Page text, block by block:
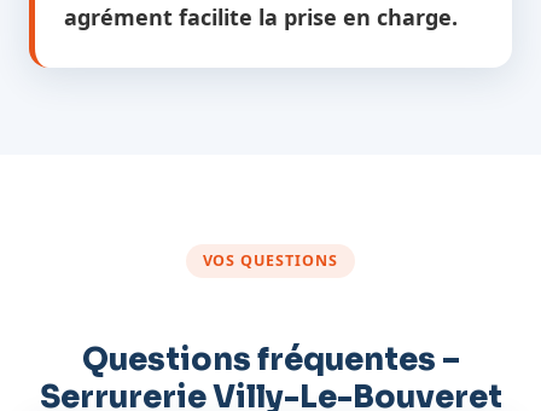
agrément facilite la prise en charge.
VOS QUESTIONS
Questions fréquentes –
Serrurerie Villy-Le-Bouveret